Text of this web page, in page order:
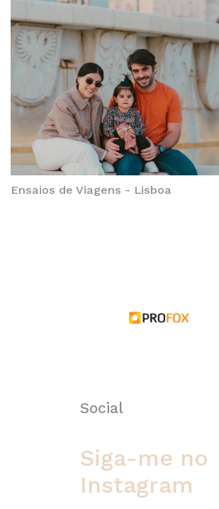
Ensaios de Viagens - Lisboa
Social
Siga-me no
Instagram